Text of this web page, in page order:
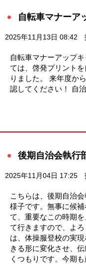
自転車マナーア
2025年11月13日 08:42
自転車マナーアップ
ては、啓発プリント
りました。 来年度か
認してください！ 自
後期自治会執
2025年11月04日 17:25
こちらは、後期自治
様子です。無事に候
て、重要なこの時期
て行きますので、よ
は、体操服登校の実
きる形に変化させ、
くつもりです。今期